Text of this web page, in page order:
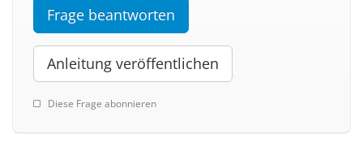
Frage beantworten
Anleitung veröffentlichen
Diese Frage abonnieren